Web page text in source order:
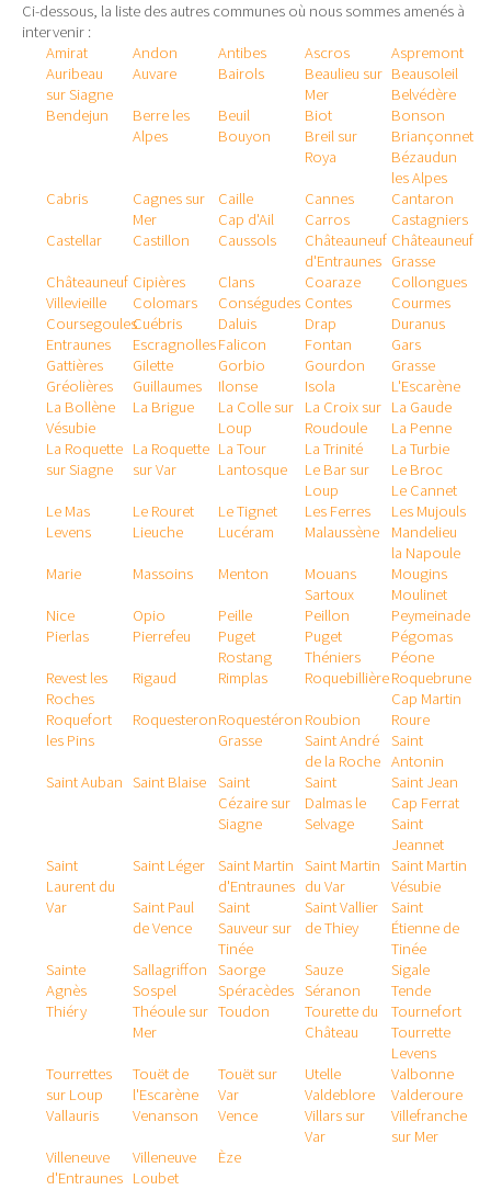
Ci-dessous, la liste des autres communes où nous sommes amenés à
intervenir :
Amirat
Andon Antibes Ascros
Aspremont
Auribeau
sur Siagne
Auvare Bairols
Beaulieu sur
Mer
Beausoleil
Belvédère
Bendejun
Berre les
Alpes
Beuil Biot
Bonson
Bouyon
Breil sur
Roya
Briançonnet
Bézaudun
les Alpes
Cabris
Cagnes sur
Mer
Caille Cannes
Cantaron
Cap d'Ail
Carros
Castagniers
Castellar
Castillon Caussols
Châteauneuf
d'Entraunes
Châteauneuf
Grasse
Châteauneuf
Villevieille
Cipières Clans Coaraze
Collongues
Colomars
Conségudes Contes
Courmes
CoursegoulesCuébris Daluis Drap
Duranus
Entraunes
EscragnollesFalicon Fontan
Gars
Gattières
Gilette Gorbio Gourdon
Grasse
Gréolières
Guillaumes Ilonse Isola
L'Escarène
La Bollène
Vésubie
La Brigue
La Colle sur
Loup
La Croix sur
Roudoule
La Gaude
La Penne
La Roquette
sur Siagne
La Roquette
sur Var
La Tour La Trinité
La Turbie
Lantosque
Le Bar sur
Loup
Le Broc
Le Cannet
Le Mas
Le Rouret Le Tignet Les Ferres
Les Mujouls
Levens
Lieuche Lucéram Malaussène
Mandelieu
la Napoule
Marie
Massoins Menton
Mouans
Sartoux
Mougins
Moulinet
Nice
Opio Peille Peillon
Peymeinade
Pierlas
Pierrefeu
Puget
Rostang
Puget
Théniers
Pégomas
Péone
Revest les
Roches
Rigaud Rimplas RoquebillièreRoquebrune
Cap Martin
Roquefort
les Pins
RoquesteronRoquestéron
Grasse
Roubion
Roure
Saint André
de la Roche
Saint
Antonin
Saint Auban Saint Blaise
Saint
Cézaire sur
Siagne
Saint
Dalmas le
Selvage
Saint Jean
Cap Ferrat
Saint
Jeannet
Saint
Laurent du
Var
Saint Léger
Saint Martin
d'Entraunes
Saint Martin
du Var
Saint Martin
Vésubie
Saint Paul
de Vence
Saint
Sauveur sur
Tinée
Saint Vallier
de Thiey
Saint
Étienne de
Tinée
Sainte
Agnès
Sallagriffon Saorge Sauze
Sigale
Sospel
Spéracèdes Séranon
Tende
Thiéry
Théoule sur
Mer
Toudon
Tourette du
Château
Tournefort
Tourrette
Levens
Tourrettes
sur Loup
Touët de
l'Escarène
Touët sur
Var
Utelle
Valbonne
Valdeblore
Valderoure
Vallauris
Venanson Vence
Villars sur
Var
Villefranche
sur Mer
Villeneuve
d'Entraunes
Villeneuve
Loubet
Èze